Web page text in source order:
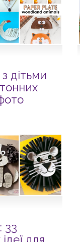
дітьми
33